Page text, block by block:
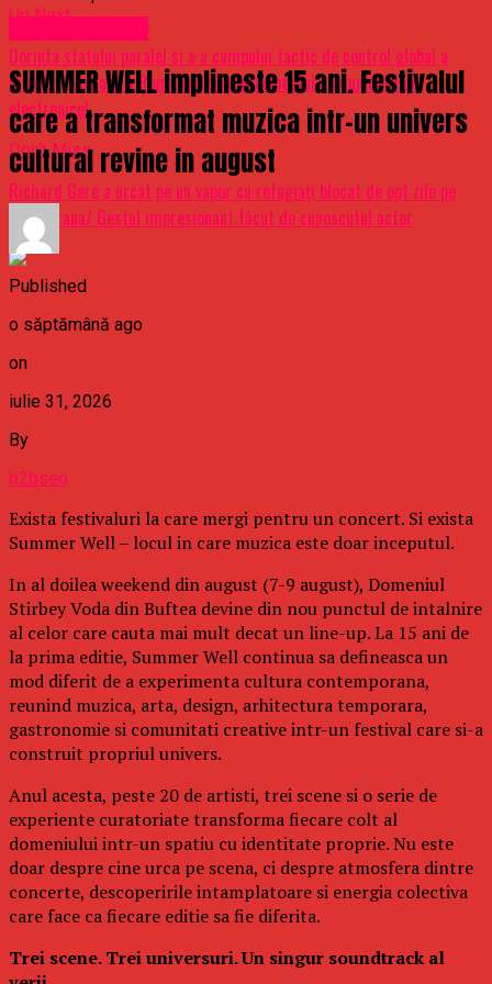
Up Next
Dorinta statului paralel si a a campului tactic de control global a
intregii populatii a Romaniei prin intermediul comunicatiilor
electronice!
Don't Miss
Richard Gere a urcat pe un vapor cu refugiaţi blocat de opt zile pe
Mediterana/ Gestul impresionant făcut de cunoscutul actor
SUMMER WELL implineste 15 ani. Festivalul
care a transformat muzica intr-un univers
cultural revine in august
Published
o săptămână ago
on
iulie 31, 2026
By
b2bseo
Exista festivaluri la care mergi pentru un concert. Si exista
Summer Well – locul in care muzica este doar inceputul.
In al doilea weekend din august (7-9 august), Domeniul
Stirbey Voda din Buftea devine din nou punctul de intalnire
al celor care cauta mai mult decat un line-up. La 15 ani de
la prima editie, Summer Well continua sa defineasca un
mod diferit de a experimenta cultura contemporana,
reunind muzica, arta, design, arhitectura temporara,
gastronomie si comunitati creative intr-un festival care si-a
construit propriul univers.
Anul acesta, peste 20 de artisti, trei scene si o serie de
experiente curatoriate transforma fiecare colt al
domeniului intr-un spatiu cu identitate proprie. Nu este
doar despre cine urca pe scena, ci despre atmosfera dintre
concerte, descoperirile intamplatoare si energia colectiva
care face ca fiecare editie sa fie diferita.
Trei scene. Trei universuri. Un singur soundtrack al